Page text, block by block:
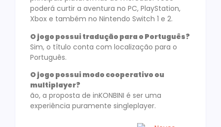
poderá curtir a aventura no PC, PlayStation,
Xbox e também no Nintendo Switch 1 e 2.
O jogo possui tradução para o Português?
Sim, o título conta com localização para o
Português.
O jogo possui modo cooperativo ou
multiplayer?
ão, a proposta de inKONBINI é ser uma
experiência puramente singleplayer.